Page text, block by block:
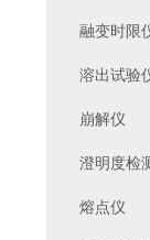
融变时限
溶出试验
崩解仪
澄明度检
熔点仪